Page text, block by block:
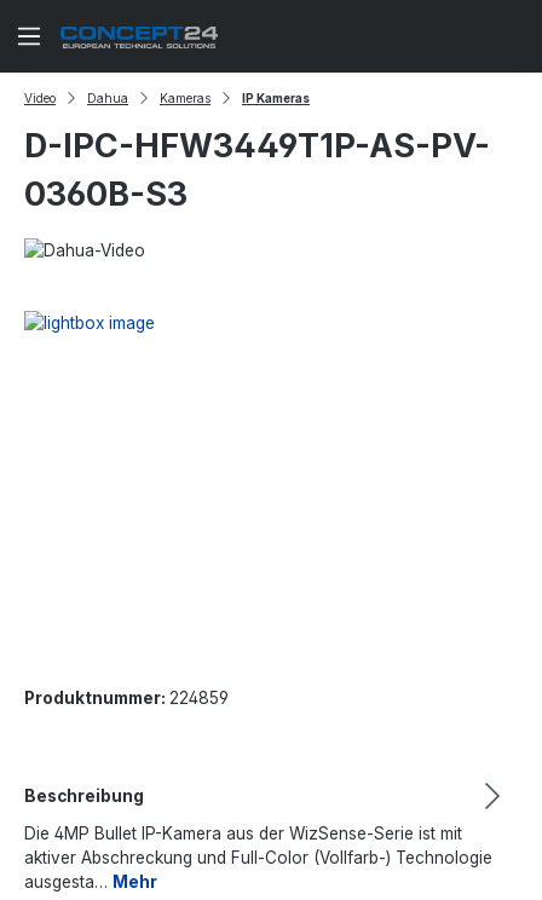
Zum Hauptinhalt springen
Video Dahua Kameras IP Kameras
D-IPC-HFW3449T1P-AS-PV-
0360B-S3
Produktnummer: 224859
Beschreibung
Die 4MP Bullet IP-Kamera aus der WizSense-Serie ist mit
aktiver Abschreckung und Full-Color (Vollfarb-) Technologie
ausgesta… Mehr